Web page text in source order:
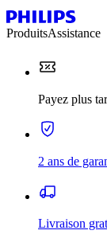
ProduitsAssistance
Payez plus
2 ans de
Livraison